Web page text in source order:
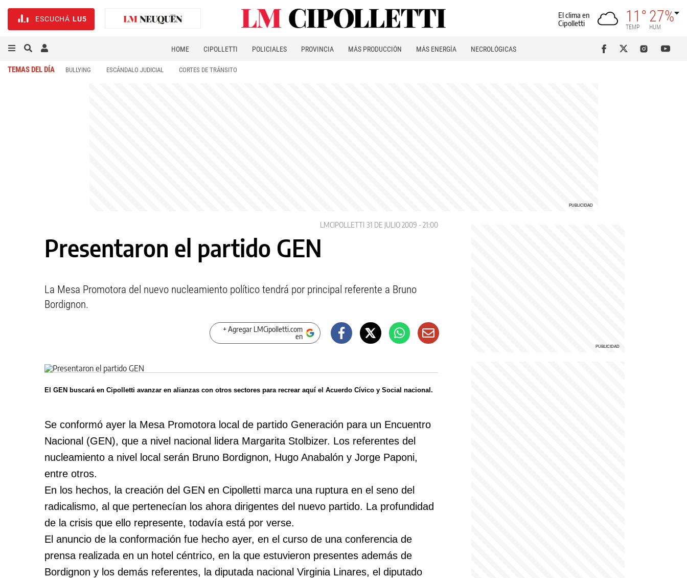
ESCUCHÁ LU5
El clima en
Cipolletti
11°
TEMP
27%
HUM
HOME CIPOLLETTI POLICIALES PROVINCIA MÁS PRODUCCIÓN MÁS ENERGÍA NECROLÓGICAS
TEMAS DEL DÍA BULLYING ESCÁNDALO JUDICIAL CORTES DE TRÁNSITO
LMCIPOLLETTI 31 DE JULIO 2009 - 21:00
Presentaron el partido GEN
La Mesa Promotora del nuevo nucleamiento político tendrá por principal referente a Bruno
Bordignon.
+ Agregar LMCipolletti.com
en
El GEN buscará en Cipolletti avanzar en alianzas con otros sectores para recrear aquí el Acuerdo Cívico y Social nacional.
Se conformó ayer la Mesa Promotora local de partido Generación para un Encuentro
Nacional (GEN), que a nivel nacional lidera Margarita Stolbizer. Los referentes del
nucleamiento a nivel local serán Bruno Bordignon, Hugo Anabalón y Jorge Paponi,
entre otros.
En los hechos, la creación del GEN en Cipolletti marca una ruptura en el seno del
radicalismo, al que pertenecían los ahora dirigentes del nuevo partido. La profundidad
de la crisis que ello represente, todavía está por verse.
El anuncio de la conformación fue hecho ayer, en el curso de una conferencia de
prensa realizada en un hotel céntrico, en la que estuvieron presentes además de
Bordignon y los demás referentes, la diputada nacional Virginia Linares, el diputado